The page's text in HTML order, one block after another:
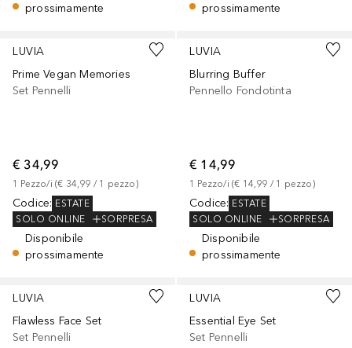
prossimamente
prossimamente
LUVIA
Prime Vegan Memories
Set Pennelli
€ 34,99
1 Pezzo/i (€ 34,99 / 1 pezzo)
Codice: ESTATE
SOLO ONLINE
SORPRESA
Disponibile
prossimamente
LUVIA
Blurring Buffer
Pennello Fondotinta
€ 14,99
1 Pezzo/i (€ 14,99 / 1 pezzo)
Codice: ESTATE
SOLO ONLINE
SORPRESA
Disponibile
prossimamente
LUVIA
Flawless Face Set
Set Pennelli
LUVIA
Essential Eye Set
Set Pennelli